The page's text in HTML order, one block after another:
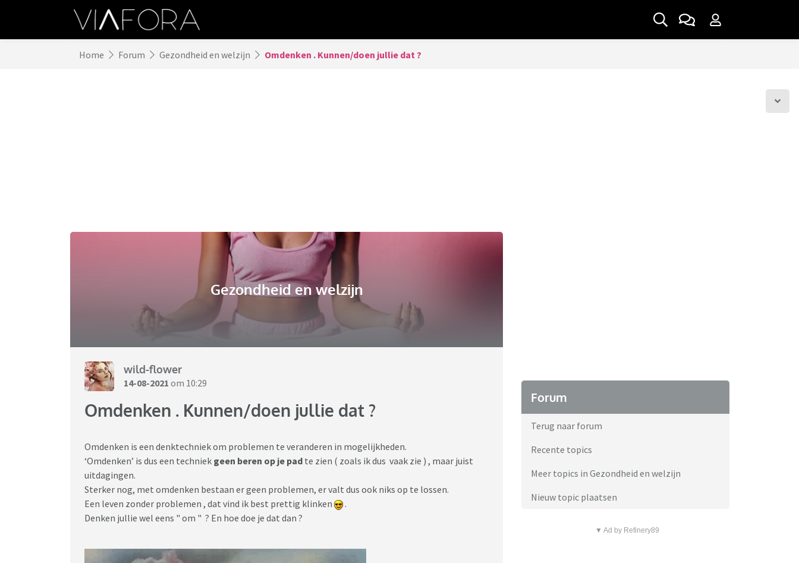
Home Forum Gezondheid en welzijn Omdenken . Kunnen/doen jullie dat ?
Gezondheid en welzijn
wild-flower
14-08-2021 om 10:29
Omdenken . Kunnen/doen jullie dat ?
Omdenken is een denktechniek om problemen te veranderen in mogelijkheden.
‘Omdenken’ is dus een techniek geen beren op je pad te zien ( zoals ik dus vaak zie ) , maar juist
uitdagingen.
Sterker nog, met omdenken bestaan er geen problemen, er valt dus ook niks op te lossen.
Een leven zonder problemen , dat vind ik best prettig klinken
.
Denken jullie wel eens " om " ? En hoe doe je dat dan ?
Forum
Terug naar forum
Recente topics
Meer topics in Gezondheid en welzijn
Nieuw topic plaatsen
▼ Ad by Refinery89